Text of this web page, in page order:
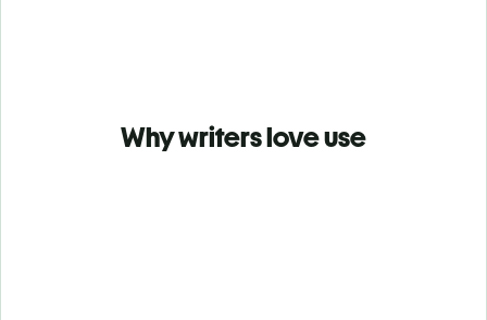
Why writers love use